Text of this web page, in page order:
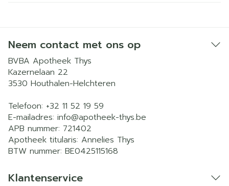
Neem contact met ons op
BVBA Apotheek Thys
Kazernelaan 22
3530 Houthalen-Helchteren
Telefoon: +32 11 52 19 59
E-mailadres: info@apotheek-thys.be
APB nummer: 721402
Apotheek titularis: Annelies Thys
BTW nummer: BE0425115168
Klantenservice